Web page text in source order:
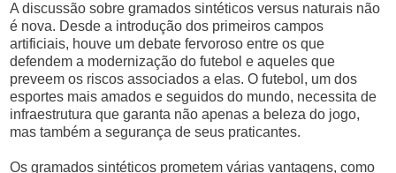
A discussão sobre gramados sintéticos versus naturais não
é nova. Desde a introdução dos primeiros campos
artificiais, houve um debate fervoroso entre os que
defendem a modernização do futebol e aqueles que
preveem os riscos associados a elas. O futebol, um dos
esportes mais amados e seguidos do mundo, necessita de
infraestrutura que garanta não apenas a beleza do jogo,
mas também a segurança de seus praticantes.
Os gramados sintéticos prometem várias vantagens, como